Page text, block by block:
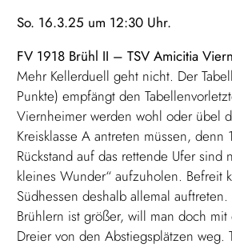
So. 16.3.25 um 12:30 Uhr.
FV 1918 Brühl II – TSV Amicitia
Mehr Kellerduell geht nicht. Der
Punkte) empfängt den
Viernheimer werden wohl oder übel
Kreisklasse A antreten müssen, denn
Rückstand auf das rettende Ufer sind
kleines Wunder“ aufzuholen. Befreit
Südhessen deshalb allemal
Brühlern ist größer, will man doch
Dreier von den Abstiegsplätzen weg.